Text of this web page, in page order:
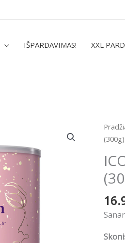
IŠPARDAVIMAS! XXL
(300g)
kiekis:
(300g)